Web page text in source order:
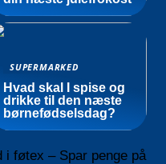
SUPERMARKED
Hvad skal I spise og
drikke til den næste
børnefødselsdag?
i føtex – Spar penge på